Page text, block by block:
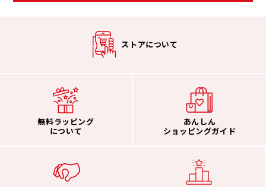
ストアについて
無料ラッピング
について
あんしん
ショッピングガイド